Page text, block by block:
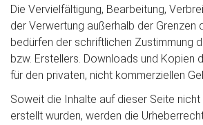
Die Vervielfältigung, Bearbeitung,
der Verwertung außerhalb der Grenzen
bedürfen der schriftlichen Zustimmung
bzw. Erstellers. Downloads und Kopien
für den privaten, nicht kommerziellen
Soweit die Inhalte auf dieser Seite
erstellt wurden, werden die